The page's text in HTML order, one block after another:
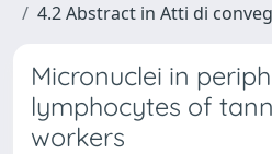
4.2 Abstract in Atti di
Micronuclei in
lymphocytes of
workers